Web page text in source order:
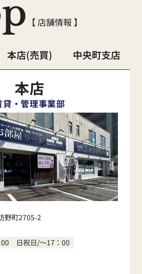
【 店舗情報 】
本店(売買) 中央町支店
本店
貸・管理事業部
野町2705-2
日祝日/～17：00